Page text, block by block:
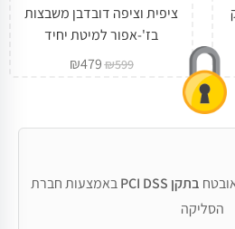
ציפית וציפה דובדבן משבצות
בז'-אפור למיטת יחיד
₪599
₪479
בתקן PCI DSS
באמצעות חברת
הסליקה